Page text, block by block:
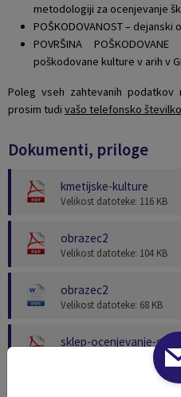
metodologiji za ocenjevanje
POŠKODOVANOST –
POVRŠINA
poškodovane kulture v arih v
Poleg vseh zahtevanih
prosim tudi vašo telefonsko številko
Dokumenti, priloge
kmetijske-kulture
Velikost datoteke: 116 KB
obrazec2
Velikost datoteke: 104 KB
obrazec2
Velikost datoteke: 68 KB
sklep-ocenjevanje-
Velikost datoteke: 194 KB